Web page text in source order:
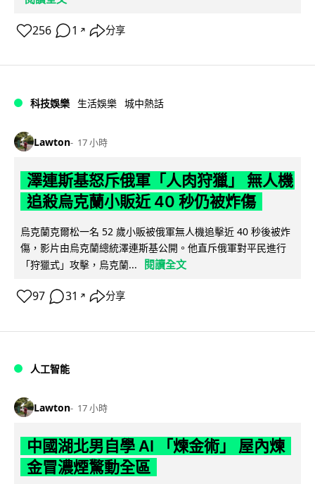
256 1 ↗ 分享
科技娛樂 生活娛樂 城中熱話
Lawton 17 小時
澤連斯基怒斥俄軍「人肉狩獵」 無人機
追殺烏克蘭小販近 40 秒仍被炸傷
烏克蘭克爾松一名 52 歲小販被俄軍無人機追擊近 40 秒後被炸
傷，影片由烏克蘭總統澤連斯基公開。他直斥俄軍對平民進行
「狩獵式」攻擊，烏克蘭...
閱讀全文
97 31 ↗ 分享
人工智能
Lawton 17 小時
中國湖北男自學 AI 「煉金術」 屋內煉
金冒濃煙驚動全區